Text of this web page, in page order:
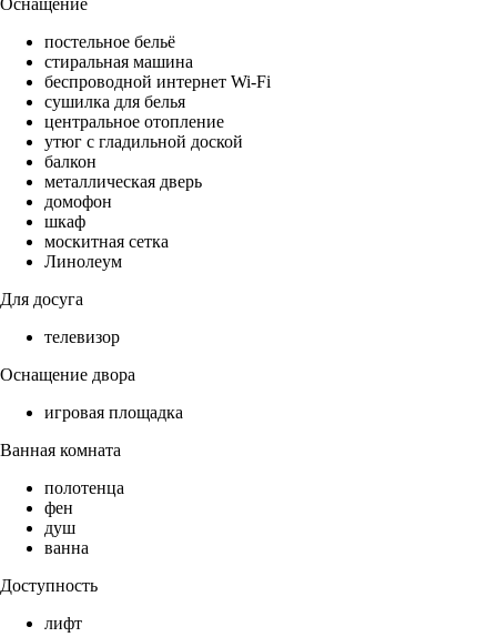
Оснащение
постельное бельё
стиральная машина
беспроводной интернет Wi-Fi
сушилка для белья
центральное отопление
утюг с гладильной доской
балкон
металлическая дверь
домофон
шкаф
москитная сетка
Линолеум
Для досуга
телевизор
Оснащение двора
игровая площадка
Ванная комната
полотенца
фен
душ
ванна
Доступность
лифт